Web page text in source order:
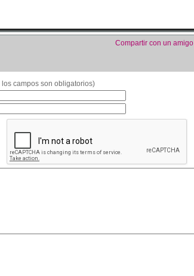
Compartir con un amigo
campos son obligatorios)